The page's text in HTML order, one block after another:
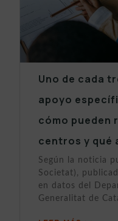
Uno de cada
apoyo
cómo pueden
centros y qué
Según la noticia
Societat),
en datos del
Generalitat de